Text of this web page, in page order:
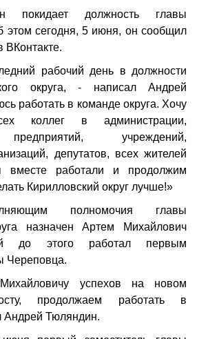
покидает должность главы
этом сегодня, 5 июня, он сообщил
ВКонтакте.
рабочий день в должности
округа, - написал Андрей
работать в команде округа. Хочу
коллег в администрации,
предприятий, учреждений,
депутатов, всех жителей
работали и продолжим
Кирилловский округ лучше!»
полномочия главы
назначен Артем Михайлович
до этого работал первым
Череповца.
успехов на новом
продолжаем работать в
Андрей Тюляндин.